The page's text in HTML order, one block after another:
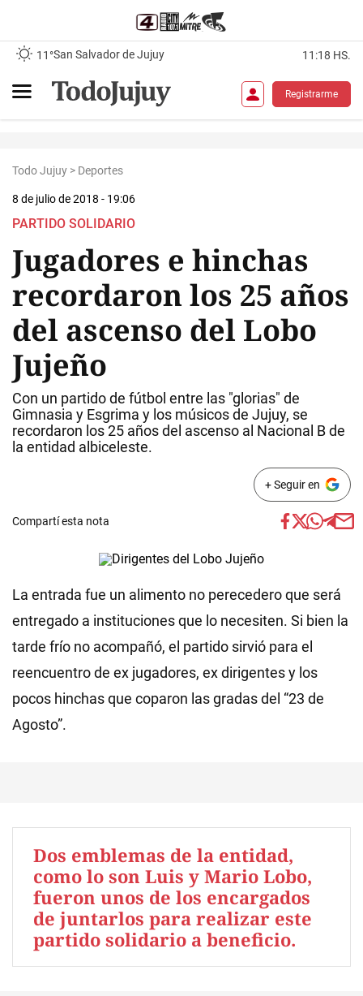
11°San Salvador de Jujuy 11:18 HS.
Registrarme
Todo Jujuy > Deportes
8 de julio de 2018 - 19:06
PARTIDO SOLIDARIO
Jugadores e hinchas
recordaron los 25 años
del ascenso del Lobo
Jujeño
Con un partido de fútbol entre las "glorias" de
Gimnasia y Esgrima y los músicos de Jujuy, se
recordaron los 25 años del ascenso al Nacional B de
la entidad albiceleste.
+ Seguir en
Compartí esta nota
La entrada fue un alimento no perecedero que será
entregado a instituciones que lo necesiten. Si bien la
tarde frío no acompañó, el partido sirvió para el
reencuentro de ex jugadores, ex dirigentes y los
pocos hinchas que coparon las gradas del “23 de
Agosto”.
Dos emblemas de la entidad,
como lo son Luis y Mario Lobo,
fueron unos de los encargados
de juntarlos para realizar este
partido solidario a beneficio.